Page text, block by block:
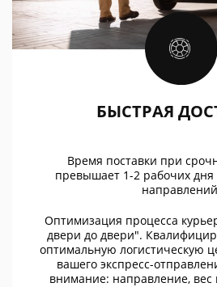
БЫСТРАЯ
Время поставки при
превышает 1-2 рабочих
Оптимизация процесса
двери до двери".
оптимальную логистическую
вашего экспресс-
внимание: направление, вес